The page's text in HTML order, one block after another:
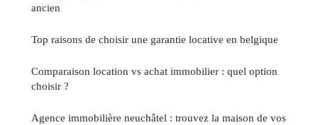
ancien
Top raisons de choisir une garantie locative en belgique
Comparaison location vs achat immobilier : quel option
choisir ?
Agence immobilière neuchâtel : trouvez la maison de vos